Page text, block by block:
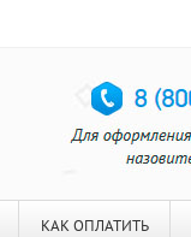
КАК ОПЛАТИТЬ